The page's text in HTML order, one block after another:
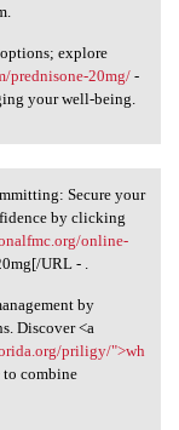
explore
prednisone-20mg/-
your well-being.
Secure your
by clicking
online-
URL - .
by
Discover <a
priligy/">wh
combine